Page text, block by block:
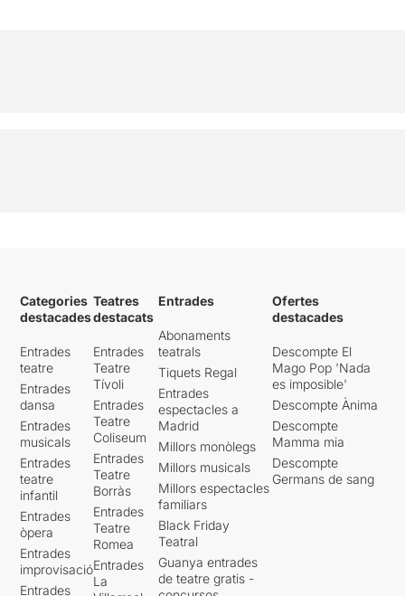
Categories
destacades
Entrades
teatre
Entrades
dansa
Entrades
musicals
Entrades
teatre
infantil
Entrades
òpera
Entrades
improvisació
Entrades
Teatres
destacats
Entrades
Teatre
Tívoli
Entrades
Teatre
Coliseum
Entrades
Teatre
Borràs
Entrades
Teatre
Romea
Entrades
La
Entrades
Abonaments
teatrals
Tiquets Regal
Entrades
espectacles a
Madrid
Millors monòlegs
Millors musicals
Millors espectacles
familiars
Black Friday
Teatral
Guanya entrades
de teatre gratis -
Ofertes
destacades
Descompte El
Mago Pop 'Nada
es imposible'
Descompte Ànima
Descompte
Mamma mia
Descompte
Germans de sang